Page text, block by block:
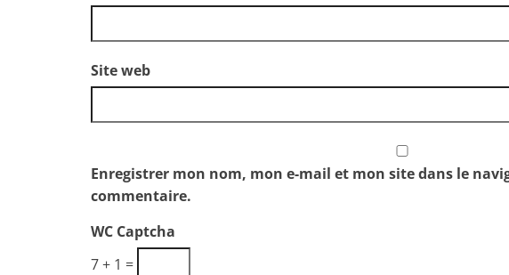
Site web
Enregistrer mon nom, mon e-mail et mon site dans le
commentaire.
WC Captcha
7 + 1 =